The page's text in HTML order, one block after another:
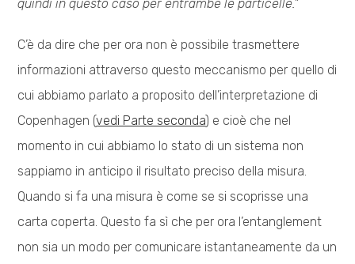
quindi in questo caso per entrambe le particelle.”
C’è da dire che per ora non è possibile trasmettere
informazioni attraverso questo meccanismo per quello di
cui abbiamo parlato a proposito dell’interpretazione di
Copenhagen (vedi Parte seconda) e cioè che nel
momento in cui abbiamo lo stato di un sistema non
sappiamo in anticipo il risultato preciso della misura.
Quando si fa una misura è come se si scoprisse una
carta coperta. Questo fa sì che per ora l’entanglement
non sia un modo per comunicare istantaneamente da un